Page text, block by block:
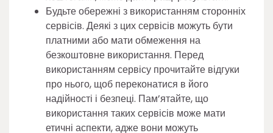
Будьте обережні з використанням сторонніх
сервісів. Деякі з цих сервісів можуть бути
платними або мати обмеження на
безкоштовне використання. Перед
використанням сервісу прочитайте відгуки
про нього, щоб переконатися в його
надійності і безпеці. Пам’ятайте, що
використання таких сервісів може мати
етичні аспекти, адже вони можуть